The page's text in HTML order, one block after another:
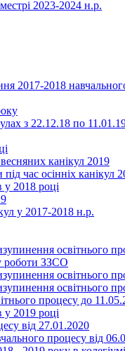
2023-2024 н.р.
2017-2018
з 22.12.18 по
канікул 2019
час осінніх канікул
у 2018 році
у 2017-2018 н.р.
освітнього
роботи ЗЗСО
освітнього
освітнього
процесу до
у 2019 році
від 27.01.2020
процесу від